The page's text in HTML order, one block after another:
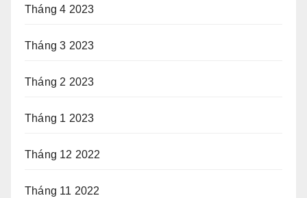
Tháng 4 2023
Tháng 3 2023
Tháng 2 2023
Tháng 1 2023
Tháng 12 2022
Tháng 11 2022